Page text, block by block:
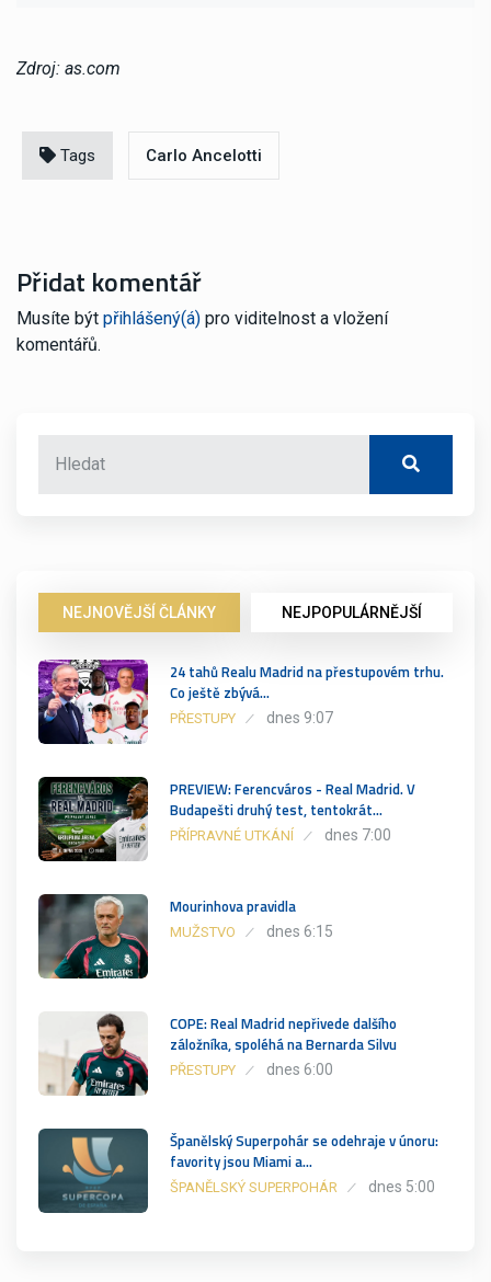
Zdroj: as.com
Tags Carlo Ancelotti
Přidat komentář
Musíte být přihlášený(á) pro viditelnost a vložení
komentářů.
NEJNOVĚJŠÍ ČLÁNKY NEJPOPULÁRNĚJŠÍ
24 tahů Realu Madrid na přestupovém trhu.
Co ještě zbývá…
PŘESTUPY dnes 9:07
PREVIEW: Ferencváros - Real Madrid. V
Budapešti druhý test, tentokrát…
PŘÍPRAVNÉ UTKÁNÍ dnes 7:00
Mourinhova pravidla
MUŽSTVO dnes 6:15
COPE: Real Madrid nepřivede dalšího
záložníka, spoléhá na Bernarda Silvu
PŘESTUPY dnes 6:00
Španělský Superpohár se odehraje v únoru:
favority jsou Miami a…
ŠPANĚLSKÝ SUPERPOHÁR dnes 5:00